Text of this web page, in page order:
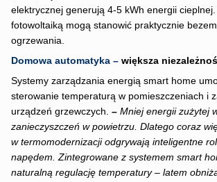
elektrycznej generują 4-5 kWh energii cieplnej.
fotowoltaiką mogą stanowić praktycznie
ogrzewania.
Domowa automatyka –większa
Systemy zarządzania energią smart home
sterowanie temperaturą w pomieszczeniach i
urządzeń grzewczych. – Mniej energii zużytej
zanieczyszczeń w powietrzu. Dlatego coraz
w termomodernizacji odgrywają inteligentne
napędem. Zintegrowane z systemem smart
naturalną regulację temperatury – latem